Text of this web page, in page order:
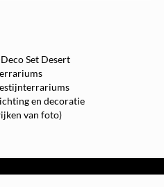
Set Desert
en decoratie
van foto)